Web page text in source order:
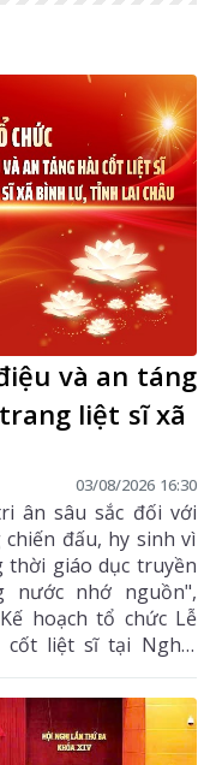
và an táng
liệt sĩ xã
03/08/2026 16:30
ân sâu sắc đối với
đấu, hy sinh vì
thời giáo dục truyền
nước nhớ nguồn",
hoạch tổ chức Lễ
liệt sĩ tại Nghĩa
Quân sự tỉnh là
ngành, địa phương
lễ được tổ chức
thức.